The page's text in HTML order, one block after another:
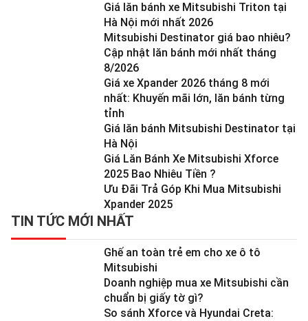
Giá lăn bánh xe Mitsubishi Triton tại
Hà Nội mới nhất 2026
Mitsubishi Destinator giá bao nhiêu?
Cập nhật lăn bánh mới nhất tháng
8/2026
Giá xe Xpander 2026 tháng 8 mới
nhất: Khuyến mãi lớn, lăn bánh từng
tỉnh
Giá lăn bánh Mitsubishi Destinator tại
Hà Nội
Giá Lăn Bánh Xe Mitsubishi Xforce
2025 Bao Nhiêu Tiền ?
Ưu Đãi Trả Góp Khi Mua Mitsubishi
Xpander 2025
TIN TỨC MỚI NHẤT
Ghế an toàn trẻ em cho xe ô tô
Mitsubishi
Doanh nghiệp mua xe Mitsubishi cần
chuẩn bị giấy tờ gì?
So sánh Xforce và Hyundai Creta: